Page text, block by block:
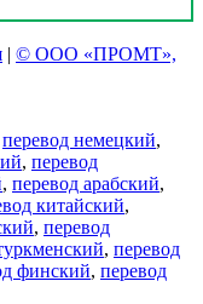
| © ООО «ПРОМТ»,
перевод немецкий,
, перевод
, перевод арабский,
китайский,
, перевод
, перевод
финский, перевод